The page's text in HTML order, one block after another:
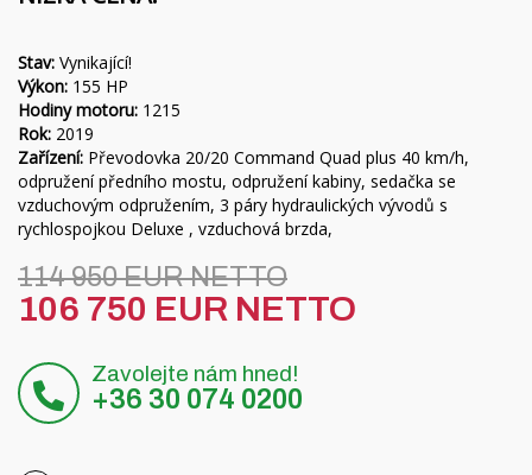
Deutsch
Română
Hrvatski
Nederlands
Français
Stav: Vynikající!
Výkon: 155 HP
Hodiny motoru: 1215
Rok: 2019
Zařízení: Převodovka 20/20 Command Quad plus 40 km/h,
odpružení předního mostu, odpružení kabiny, sedačka se
vzduchovým odpružením, 3 páry hydraulických vývodů s
rychlospojkou Deluxe , vzduchová brzda,
114 950 EUR NETTO
106 750 EUR NETTO
Zavolejte nám hned!
+36 30 074 0200